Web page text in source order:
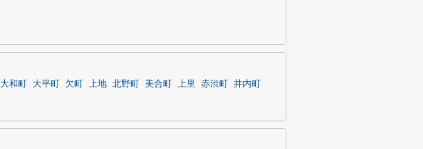
大和町 大平町 欠町 上地 北野町 美合町 上里 赤渋町
井内町